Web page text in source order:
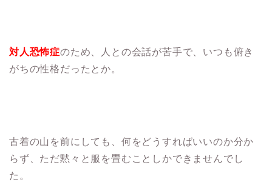
対人恐怖症のため、人との会話が苦手で、いつも俯き
がちの性格だったとか。
古着の山を前にしても、何をどうすればいいのか分か
らず、ただ黙々と服を畳むことしかできませんでし
た。